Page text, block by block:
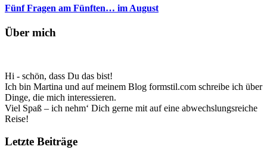
Fünf Fragen am Fünften… im August
Über mich
Hi - schön, dass Du das bist!
Ich bin Martina und auf meinem Blog formstil.com schreibe ich über
Dinge, die mich interessieren.
Viel Spaß – ich nehm‘ Dich gerne mit auf eine abwechslungsreiche
Reise!
Letzte Beiträge